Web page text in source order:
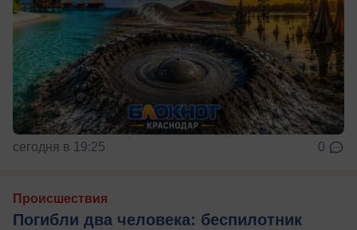
сегодня в 19:25 0
Происшествия
Погибли два человека: беспилотник